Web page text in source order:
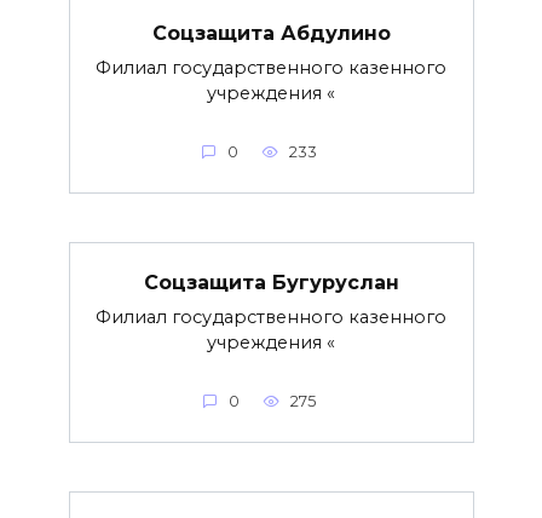
Соцзащита Абдулино
Филиал государственного казенного
учреждения «
0 233
Соцзащита Бугуруслан
Филиал государственного казенного
учреждения «
0 275